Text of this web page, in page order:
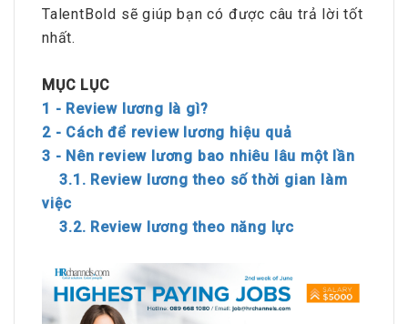
TalentBold sẽ giúp bạn có được câu trả lời tốt
nhất.
MỤC LỤC
1 - Review lương là gì?
2 - Cách để review lương hiệu quả
3 - Nên review lương bao nhiêu lâu một lần
3.1. Review lương theo số thời gian làm
việc
3.2. Review lương theo năng lực